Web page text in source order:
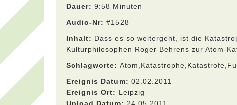
Dauer: 9:58 Minuten
Audio-Nr: #1528
Inhalt: Dass es so weitergeht, ist die
Kulturphilosophen Roger Behrens zur Atom-
Schlagworte:
Ereignis Datum: 02.02.2011
Ereignis Ort: Leipzig